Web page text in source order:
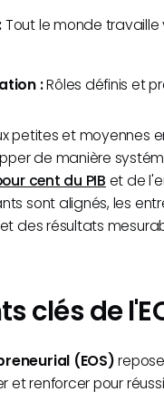
Tout le monde travaille
:Rôles définis et
petites et moyennes
de manière
cent du PIB et de
sont alignés, les
des résultats
clés de
(EOS)
renforcer pour